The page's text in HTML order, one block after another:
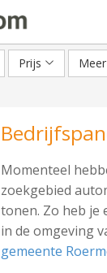
Prijs
Momenteel
zoekgebied
tonen. Zo heb je
in de omgeving
gemeente